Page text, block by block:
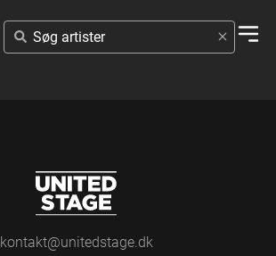
SØG
ARTISTER
kontakt@unitedstage.dk